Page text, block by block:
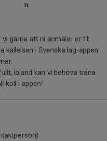
n
gärna att ni anmäler er till
kallelsen i Svenska lag-appen.
ibland kan vi behöva träna
koll i appen!